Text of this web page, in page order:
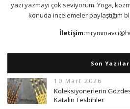
yazı yazmayı çok seviyorum. Yoga,
konuda incelemeler paylaştığım
İletişim:
Son Yazılar
10 Mart 2026
Koleksiyonerlerin
Katalin Tesbihler